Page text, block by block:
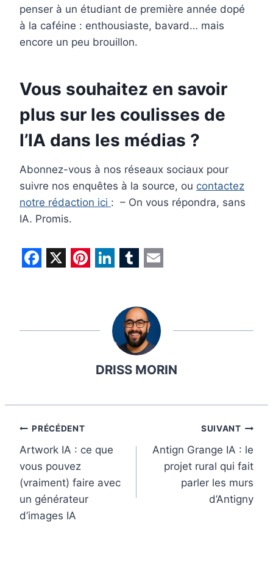
penser à un étudiant de première année dopé
à la caféine : enthousiaste, bavard… mais
encore un peu brouillon.
Vous souhaitez en savoir
plus sur les coulisses de
l’IA dans les médias ?
Abonnez-vous à nos réseaux sociaux pour
suivre nos enquêtes à la source, ou contactez
notre rédaction ici : – On vous répondra, sans
IA. Promis.
e
k
t
s
t
k
d
n
m
b
l
r
a
i
l
DRISS MORIN
Navigation
de
l’article
PRÉCÉDENT
Artwork IA : ce que
vous pouvez
(vraiment) faire avec
un générateur
d’images IA
SUIVANT
Antign Grange IA : le
projet rural qui fait
parler les murs
d’Antigny